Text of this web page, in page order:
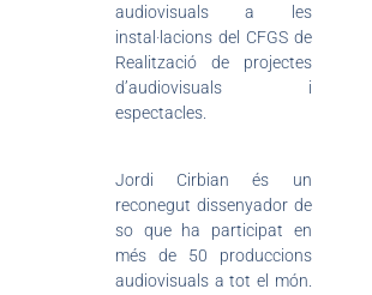
audiovisuals a les
instal·lacions del CFGS de
Realització de projectes
d’audiovisuals i
espectacles.
Jordi Cirbian és un
reconegut dissenyador de
so que ha participat en
més de 50 produccions
audiovisuals a tot el món.